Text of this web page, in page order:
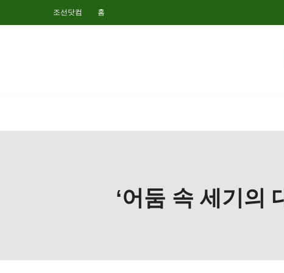
조선닷컴 홈
‘어둠 속 세기의